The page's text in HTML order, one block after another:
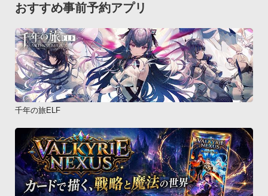
おすすめ事前予約アプリ
千年の旅ELF